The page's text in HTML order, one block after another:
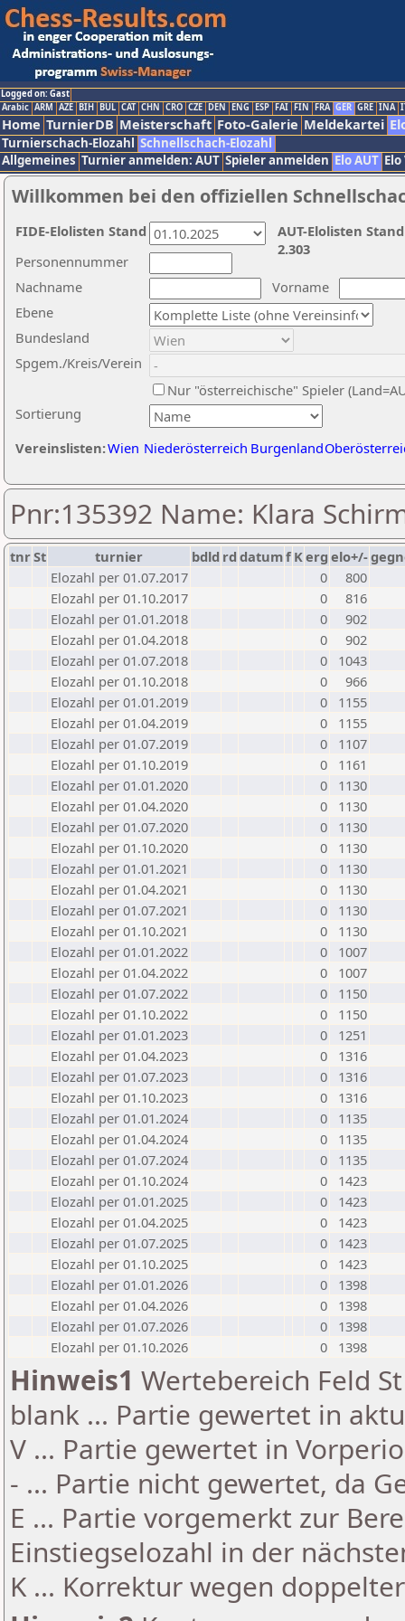
Logged on: Gast
Arabic ARM AZE BIH BUL CAT CHN CRO CZE DEN ENG ESP FAI FIN FRA GER GRE INA
Home TurnierDB Meisterschaft Foto-Galerie Meldekartei
Turnierschach-Elozahl Schnellschach-Elozahl
Allgemeines Turnier anmelden: AUT Spieler anmelden Elo AUT
Willkommen bei den offiziellen
Nachname
Vorname
Ebene
Sortierung
Personennummer
Bundesland
Spgem./Kreis/Verein
Nur "österreichische" Spieler
Vereinslisten:Wien Niederösterreich Burgenland
AUT-Elolisten
2.303
FIDE-Elolisten Stand
Pnr:135392 Name: Klara
tnrSt turnier bdld rd datumf Kerg elo+/-
Elozahl per 01.07.2017
0
800
Elozahl per 01.10.2017
0
816
Elozahl per 01.01.2018
0
902
Elozahl per 01.04.2018
0
902
Elozahl per 01.07.2018
0
1043
Elozahl per 01.10.2018
0
966
Elozahl per 01.01.2019
0
1155
Elozahl per 01.04.2019
0
1155
Elozahl per 01.07.2019
0
1107
Elozahl per 01.10.2019
0
1161
Elozahl per 01.01.2020
0
1130
Elozahl per 01.04.2020
0
1130
Elozahl per 01.07.2020
0
1130
Elozahl per 01.10.2020
0
1130
Elozahl per 01.01.2021
0
1130
Elozahl per 01.04.2021
0
1130
Elozahl per 01.07.2021
0
1130
Elozahl per 01.10.2021
0
1130
Elozahl per 01.01.2022
0
1007
Elozahl per 01.04.2022
0
1007
Elozahl per 01.07.2022
0
1150
Elozahl per 01.10.2022
0
1150
Elozahl per 01.01.2023
0
1251
Elozahl per 01.04.2023
0
1316
Elozahl per 01.07.2023
0
1316
Elozahl per 01.10.2023
0
1316
Elozahl per 01.01.2024
0
1135
Elozahl per 01.04.2024
0
1135
Elozahl per 01.07.2024
0
1135
Elozahl per 01.10.2024
0
1423
Elozahl per 01.01.2025
0
1423
Elozahl per 01.04.2025
0
1423
Elozahl per 01.07.2025
0
1423
Elozahl per 01.10.2025
0
1423
Elozahl per 01.01.2026
0
1398
Elozahl per 01.04.2026
0
1398
Elozahl per 01.07.2026
0
1398
Elozahl per 01.10.2026
0 1398
Hinweis1 Wertebereich Feld
blank ... Partie gewertet in
V ... Partie gewertet in
- ... Partie nicht gewertet, da
E ... Partie vorgemerkt zur
Einstiegselozahl in der
K ... Korrektur wegen